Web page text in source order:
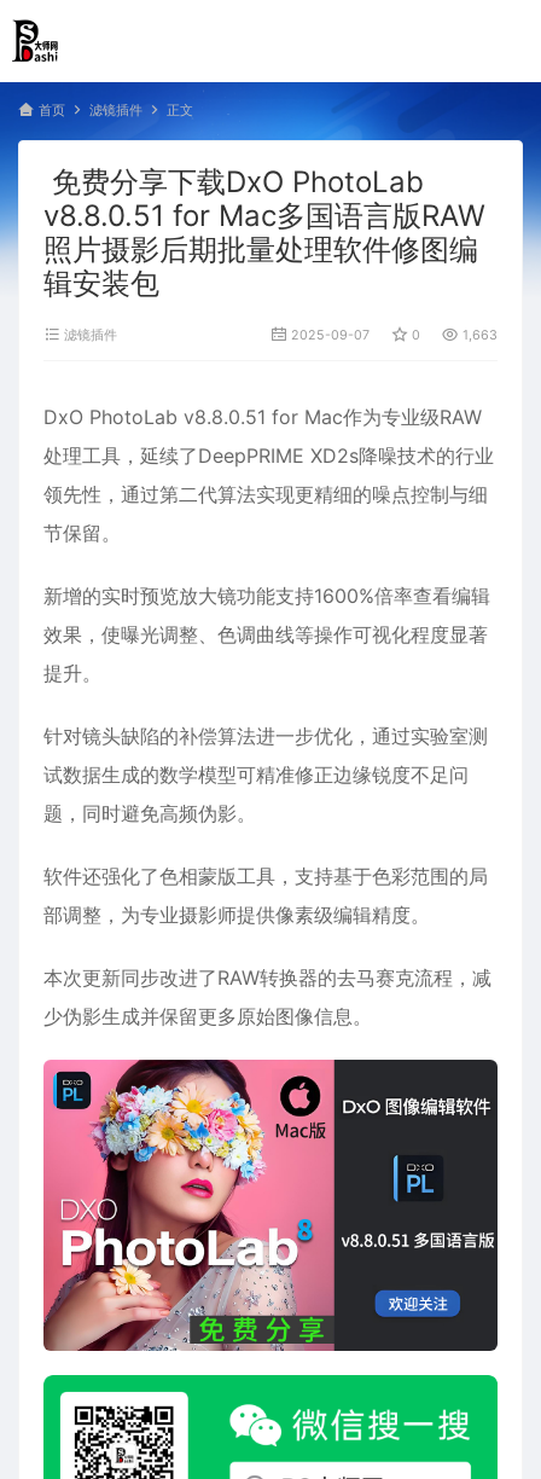
首页 滤镜插件 正文
免费分享下载DxO PhotoLab
v8.8.0.51 for Mac多国语言版RAW
照片摄影后期批量处理软件修图编
辑安装包
滤镜插件 2025-09-07 0 1,663
DxO PhotoLab v8.8.0.51 for Mac作为专业级RAW
处理工具，延续了DeepPRIME XD2s降噪技术的行业
领先性，通过第二代算法实现更精细的噪点控制与细
节保留。
新增的实时预览放大镜功能支持1600%倍率查看编辑
效果，使曝光调整、色调曲线等操作可视化程度显著
提升。
针对镜头缺陷的补偿算法进一步优化，通过实验室测
试数据生成的数学模型可精准修正边缘锐度不足问
题，同时避免高频伪影。
软件还强化了色相蒙版工具，支持基于色彩范围的局
部调整，为专业摄影师提供像素级编辑精度。
本次更新同步改进了RAW转换器的去马赛克流程，减
少伪影生成并保留更多原始图像信息。